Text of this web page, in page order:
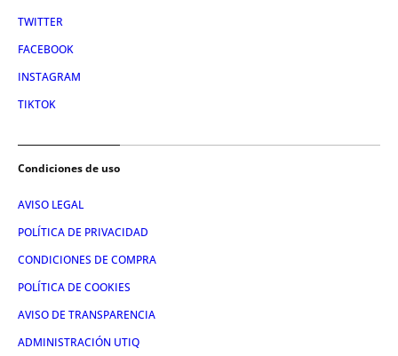
TWITTER
FACEBOOK
INSTAGRAM
TIKTOK
Condiciones de uso
AVISO LEGAL
POLÍTICA DE PRIVACIDAD
CONDICIONES DE COMPRA
POLÍTICA DE COOKIES
AVISO DE TRANSPARENCIA
ADMINISTRACIÓN UTIQ